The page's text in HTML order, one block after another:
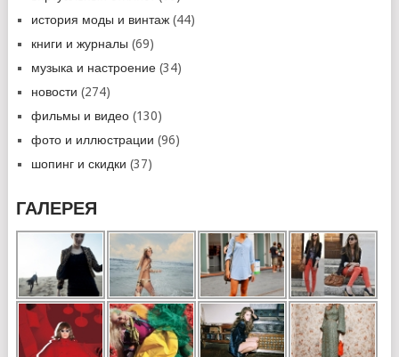
история моды и винтаж(44)
книги и журналы (69)
музыка и настроение(34)
новости (274)
фильмы и видео(130)
фото и иллюстрации (96)
шопинг и скидки (37)
ГАЛЕРЕЯ